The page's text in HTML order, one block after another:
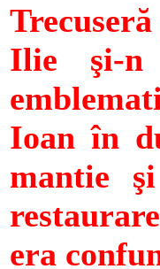
Ilie şi-n
Ioan în
mantie
era